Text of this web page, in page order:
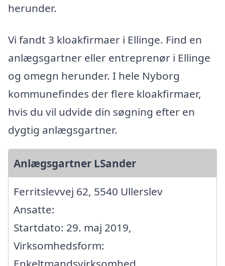
herunder.
Vi fandt 3 kloakfirmaer i Ellinge. Find en
anlægsgartner eller entreprenør i Ellinge
og omegn herunder. I hele Nyborg
kommunefindes der flere kloakfirmaer,
hvis du vil udvide din søgning efter en
dygtig anlægsgartner.
Anlægsgartner LSander
Ferritslevvej 62, 5540 Ullerslev
Ansatte:
Startdato: 29. maj 2019,
Virksomhedsform: